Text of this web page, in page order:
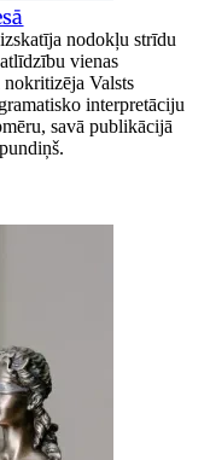
nodokļu strīdu
vienas
nokritizēja Valsts
interpretāciju
savā publikācijā